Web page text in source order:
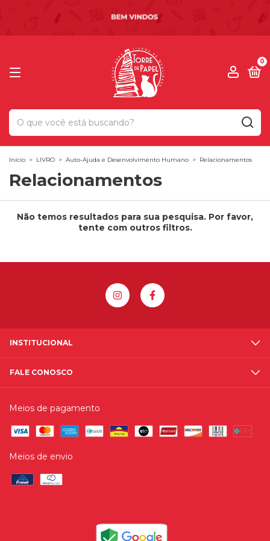
0
Início > LIVRO > Auto-Ajuda e Desenvolvimento Humano > Relacionamentos
Relacionamentos
Não temos resultados para sua pesquisa. Por favor,
tente com outros filtros.
INSTITUCIONAL
FALE CONOSCO
Meios de pagamento
Meios de envio